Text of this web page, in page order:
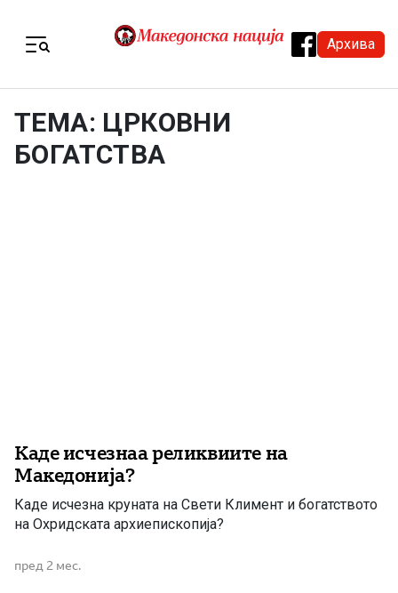
Архива
ТЕМА: ЦРКОВНИ
БОГАТСТВА
Каде исчезнаа реликвиите на
Македонија?
Каде исчезна круната на Свети Климент и богатството
на Охридската архиепископија?
пред 2 мес.